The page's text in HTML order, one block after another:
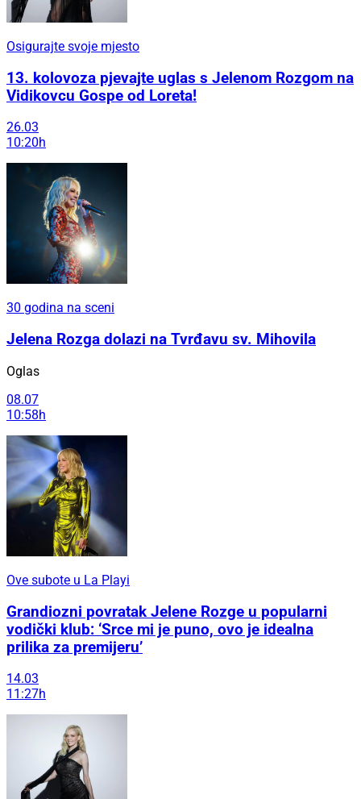
Osigurajte svoje mjesto
13. kolovoza pjevajte uglas s Jelenom Rozgom na
Vidikovcu Gospe od Loreta!
26.03
10:20h
30 godina na sceni
Jelena Rozga dolazi na Tvrđavu sv. Mihovila
Oglas
08.07
10:58h
Ove subote u La Playi
Grandiozni povratak Jelene Rozge u popularni
vodički klub: ‘Srce mi je puno, ovo je idealna
prilika za premijeru’
14.03
11:27h